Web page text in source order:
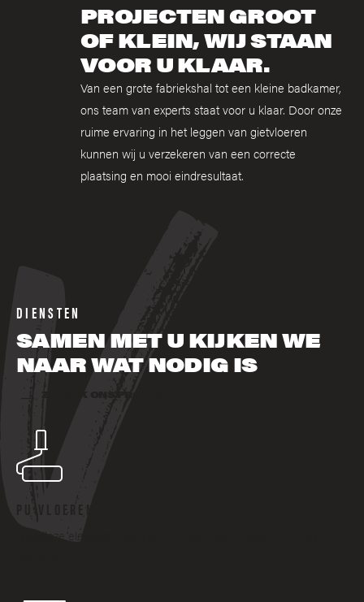
PROJECTEN GROOT
OF KLEIN, WIJ STAAN
VOOR U KLAAR.
Van een grote fabriekshal tot een kleine badkamer,
ons team van experts staat voor u klaar. Door onze
ruime ervaring in het leggen van gietvloeren
kunnen wij u verzekeren van een correcte
plaatsing en mooi eindresultaat.
DIENSTEN
SAMEN MET U KIJKEN WE
NAAR WAT NODIG IS